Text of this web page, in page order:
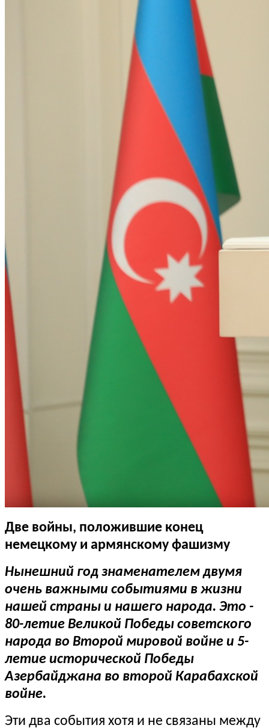
Две войны, положившие конец
немецкому и армянскому фашизму
Нынешний год знаменателем двумя
очень важными событиями в жизни
нашей страны и нашего народа. Это -
80-летие Великой Победы советского
народа во Второй мировой войне и 5-
летие исторической Победы
Азербайджана во второй Карабахской
войне.
Эти два события хотя и не связаны между